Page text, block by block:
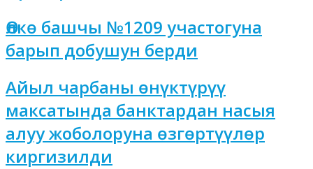
Өлкө башчы №1209 участогуна
барып добушун берди
Айыл чарбаны өнүктүрүү
максатында банктардан насыя
алуу жоболоруна өзгөртүүлөр
киргизилди